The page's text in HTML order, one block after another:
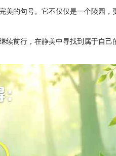
美的句号。它不仅仅是一个陵园
前行，在静美中寻找到属于自己